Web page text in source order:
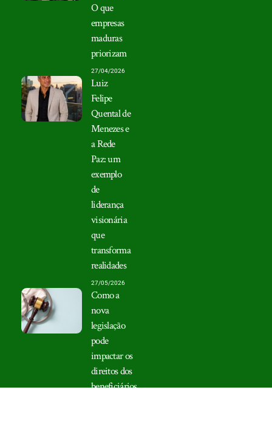
O que
empresas
maduras
priorizam
27/04/2026
Luiz
Felipe
Quental de
Menezes e
a Rede
Paz: um
exemplo
de
liderança
visionária
que
transforma
realidades
27/05/2026
Como a
nova
legislação
pode
impactar os
direitos dos
beneficiários